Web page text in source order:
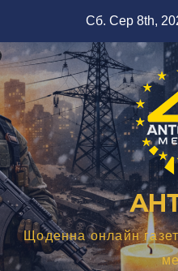
вмісту
Сб. Сер 8th,
Щоденна онлайн